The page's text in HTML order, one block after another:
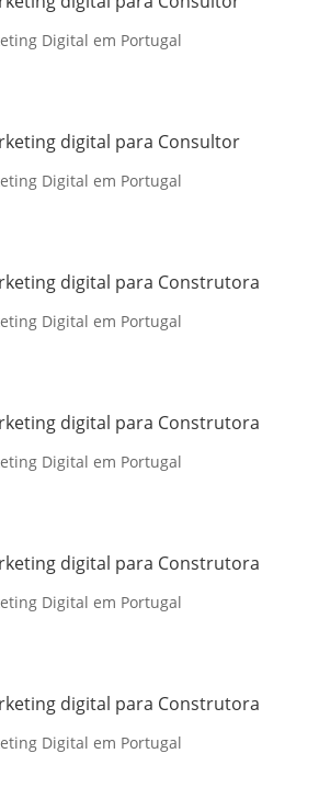
Digital em Portugal
digital para Consultor
Digital em Portugal
digital para Construtora
Digital em Portugal
digital para Construtora
Digital em Portugal
digital para Construtora
Digital em Portugal
digital para Construtora
Digital em Portugal